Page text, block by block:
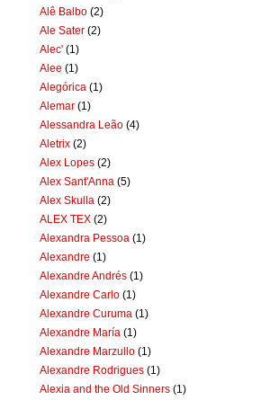
Alê Balbo (2)
Ale Sater (2)
Alec' (1)
Alee (1)
Alegórica (1)
Alemar (1)
Alessandra Leão (4)
Aletrix (2)
Alex Lopes (2)
Alex Sant'Anna (5)
Alex Skulla (2)
ALEX TEX (2)
Alexandra Pessoa (1)
Alexandre (1)
Alexandre Andrés (1)
Alexandre Carlo (1)
Alexandre Curuma (1)
Alexandre María (1)
Alexandre Marzullo (1)
Alexandre Rodrigues (1)
Alexia and the Old Sinners (1)